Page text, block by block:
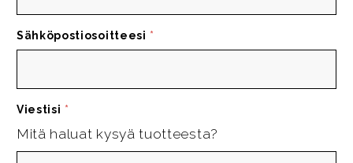
Sähköpostiosoitteesi *
Viestisi *
Mitä haluat kysyä tuotteesta?